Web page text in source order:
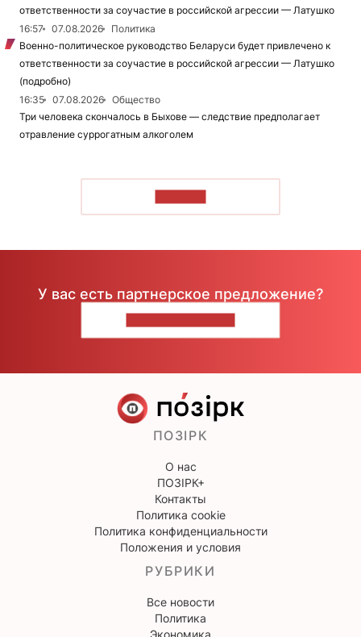
ответственности за соучастие в российской агрессии — Латушко
16:57
07.08.2026
Политика
Военно-политическое руководство Беларуси будет привлечено к
ответственности за соучастие в российской агрессии — Латушко
(подробно)
16:35
07.08.2026
Общество
Три человека скончалось в Быхове — следствие предполагает
отравление суррогатным алкоголем
У вас есть партнерское предложение?
ПОЗІРК
О нас
ПОЗІРК+
Контакты
Политика cookie
Политика конфиденциальности
Положения и условия
РУБРИКИ
Все новости
Политика
Экономика